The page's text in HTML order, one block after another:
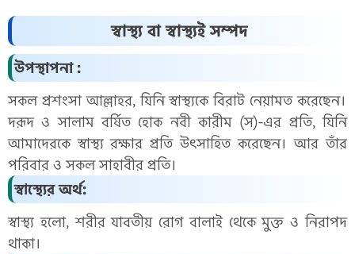
স্বাস্থ্য বা স্বাস্থ্যই সম্পদ
উপস্থাপনা :
সকল প্রশংসা আল্লাহর, যিনি স্বাস্থ্যকে বিরাট নেয়ামত করেছেন।
দরূদ ও সালাম বর্ষিত হোক নবী কারীম (স)-এর প্রতি, যিনি
আমাদেরকে স্বাস্থ্য রক্ষার প্রতি উৎসাহিত করেছেন। আর তাঁর
পরিবার ও সকল সাহাবীর প্রতি।
স্বাস্থ্যের অর্থ:
স্বাস্থ্য হলো, শরীর যাবতীয় রোগ বালাই থেকে মুক্ত ও নিরাপদ
থাকা।